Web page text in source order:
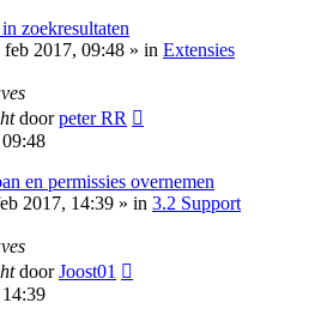
zoekresultaten
feb 2017, 09:48 » in Extensies
doorpeter RR
en permissies overnemen
2017, 14:39 » in 3.2 Support
doorJoost01